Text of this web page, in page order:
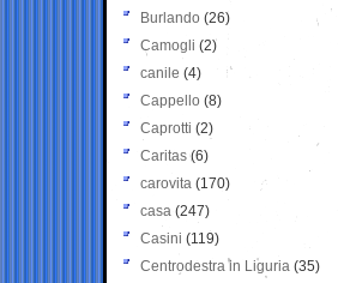
Burlando (26)
Camogli (2)
canile (4)
Cappello (8)
Caprotti (2)
Caritas (6)
carovita (170)
casa (247)
Casini (119)
Centrodestra in Liguria (35)